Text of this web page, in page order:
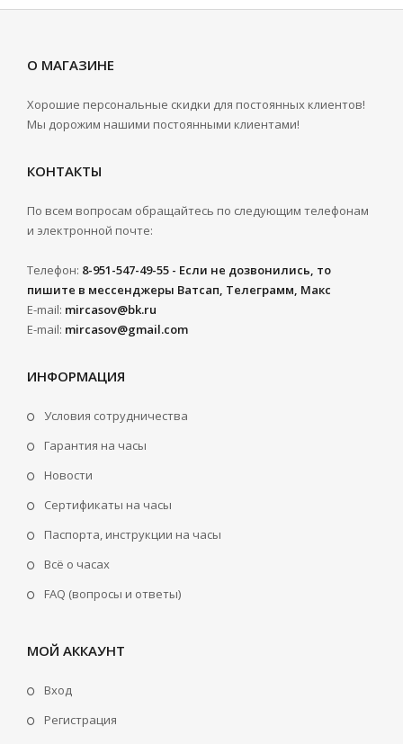
О МАГАЗИНЕ
Хорошие персональные скидки для постоянных клиентов!
Мы дорожим нашими постоянными клиентами!
КОНТАКТЫ
По всем вопросам обращайтесь по следующим телефонам
и электронной почте:
Телефон: 8-951-547-49-55 - Если не дозвонились, то
пишите в мессенджеры Ватсап, Телеграмм, Макс
E-mail: mircasov@bk.ru
E-mail: mircasov@gmail.com
ИНФОРМАЦИЯ
Условия сотрудничества
Гарантия на часы
Новости
Сертификаты на часы
Паспорта, инструкции на часы
Всё о часах
FAQ (вопросы и ответы)
МОЙ АККАУНТ
Вход
Регистрация